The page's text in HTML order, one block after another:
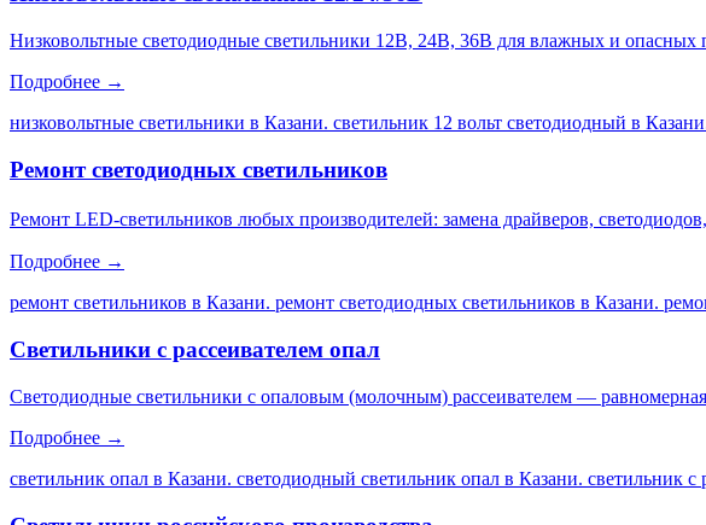
Низковольтные светодиодные светильники 12В, 24В, 36В для влажных и
Подробнее →
низковольтные светильники в Казани. светильник 12 вольт светодиодный в
Ремонт светодиодных светильников
Ремонт LED-светильников любых производителей: замена драйверов,
Подробнее →
ремонт светильников в Казани. ремонт светодиодных светильников в Казани.
Светильники с рассеивателем опал
Светодиодные светильники с опаловым (молочным) рассеивателем —
Подробнее →
светильник опал в Казани. светодиодный светильник опал в Казани. светильник